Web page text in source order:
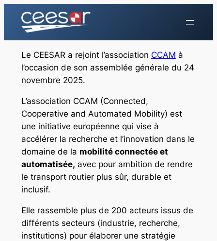
contenu
Le CEESAR a rejoint l’association CCAM à
l’occasion de son assemblée générale du 24
novembre 2025.
L’association CCAM (Connected,
Cooperative and Automated Mobility) est
une initiative européenne qui vise à
accélérer la recherche et l’innovation dans le
domaine de la mobilité connectée et
automatisée, avec pour ambition de rendre
le transport routier plus sûr, durable et
inclusif.
Elle rassemble plus de 200 acteurs issus de
différents secteurs (industrie, recherche,
institutions) pour élaborer une stratégie